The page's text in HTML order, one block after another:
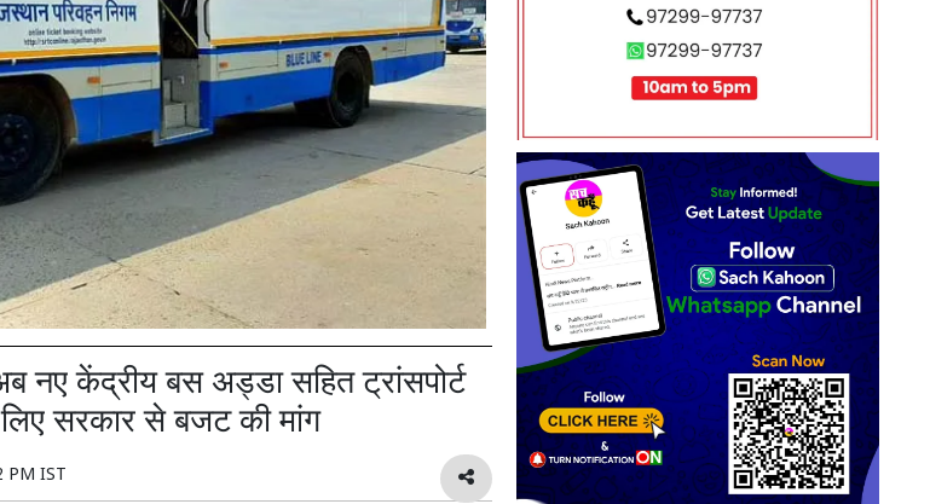
नए केंद्रीय बस अड्डा सहित ट्रांसपोर्ट
सरकार से बजट की मांग
PM IST